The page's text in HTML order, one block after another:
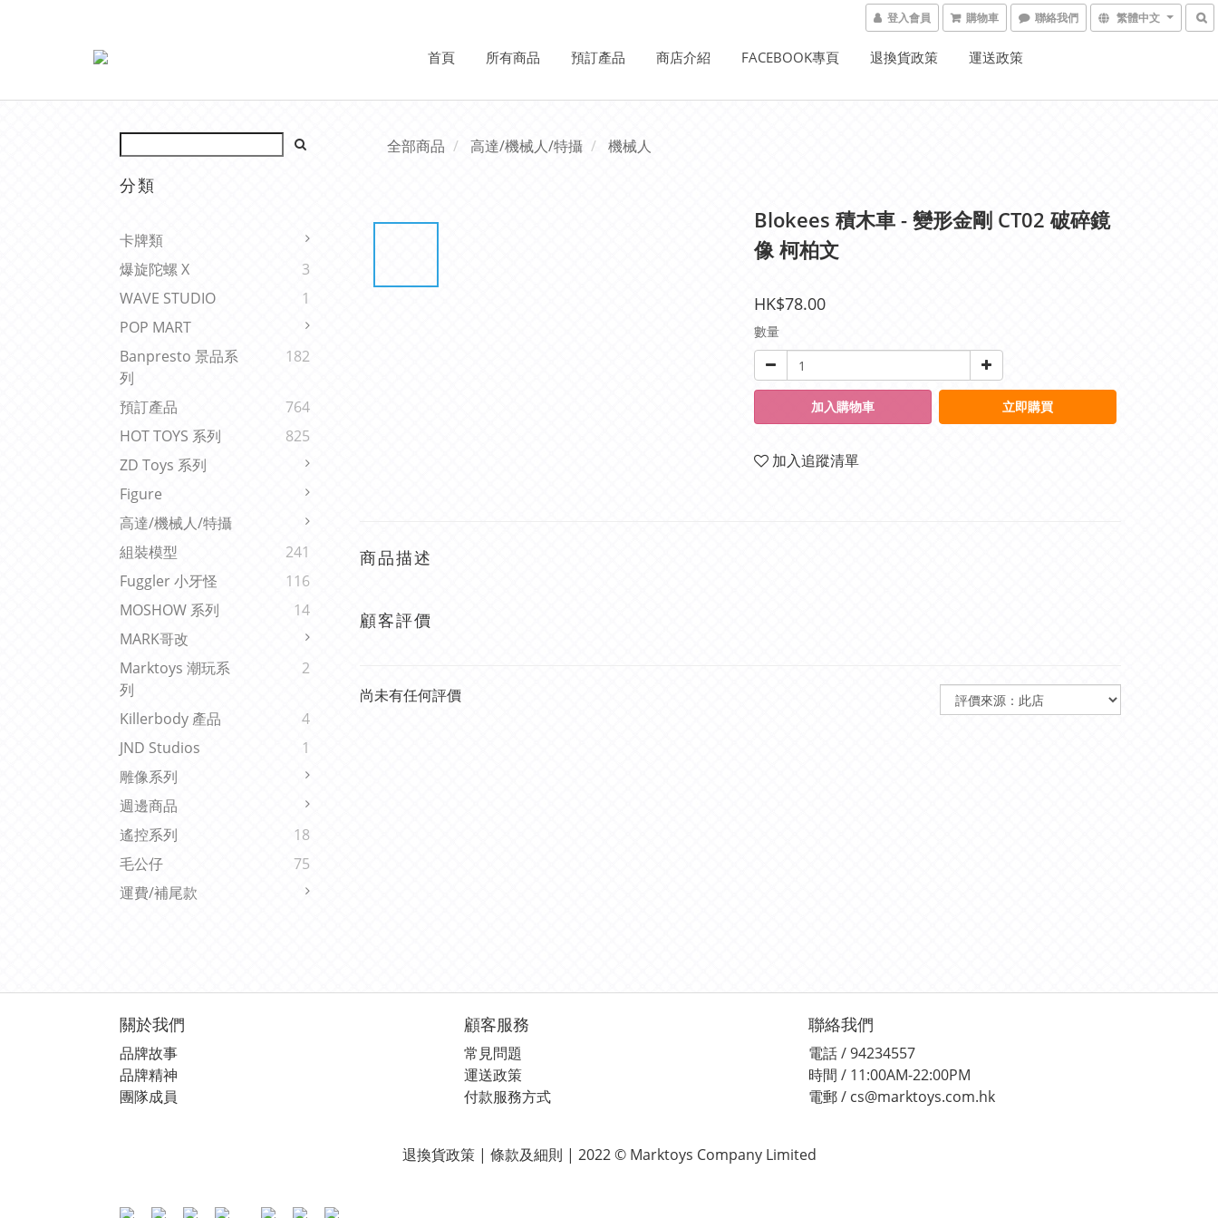
登入會員 購物車 聯絡我們 繁體中文
首頁 所有商品 預訂產品 商店介紹 FACEBOOK專頁 退換貨政策 運送政策
分類
卡牌類
爆旋陀螺 X
3
WAVE STUDIO
1
POP MART
Banpresto 景品系
列
182
預訂產品
764
HOT TOYS 系列
825
ZD Toys 系列
Figure
高達/機械人/特攝
組裝模型
241
Fuggler 小牙怪
116
MOSHOW 系列
14
MARK哥改
Marktoys 潮玩系
列
2
Killerbody 產品
4
JND Studios
1
雕像系列
週邊商品
遙控系列
18
毛公仔
75
運費/補尾款
全部商品 高達/機械人/特攝 機械人
Blokees 積木車 - 變形金剛 CT02 破碎鏡
像 柯柏文
HK$78.00
數量
加入購物車 立即購買
加入追蹤清單
商品描述
顧客評價
尚未有任何評價
關於我們
品牌故事
品牌精神
團隊成員
顧客服務
常見問題
運送政策
付款服務方式
聯絡我們
電話 / 94234557
時間 / 11:00AM-22:00PM
電郵 / cs@marktoys.com.hk
退換貨政策 | 條款及細則 | 2022 © Marktoys Company Limited